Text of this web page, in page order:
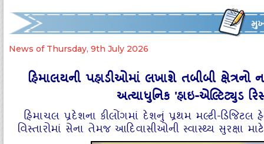
News of Thursday, 9th July 2026
હિમાલયની પહાડીઓમાં લખાશે તબીબી ક્ષેત્રનો
અત્યાધુનિક 'હાઇ-એલ્ટિટ્યુડ
હિમાચલ પ્રદેશના કીલોંગમાં દેશનું પ્રથમ મલ્ટી-
વિસ્તારોમાં સેના તેમજ આદિવાસીઓની સ્વાસ્થ્ય સુરક્ષા